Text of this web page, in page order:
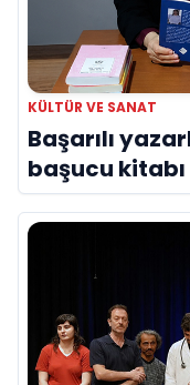
KÜLTÜR VE SANAT
Başarılı
başucu
yerini aldı